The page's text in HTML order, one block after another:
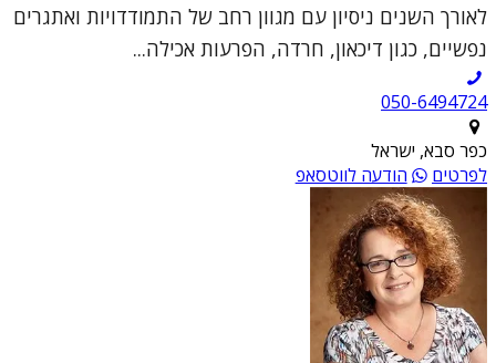
לאורך השנים ניסיון עם מגוון רחב של התמודדויות ואתגרים
נפשיים, כגון דיכאון, חרדה, הפרעות אכילה...
050-6494724
כפר סבא, ישראל
לפרטים
הודעה לווטסאפ